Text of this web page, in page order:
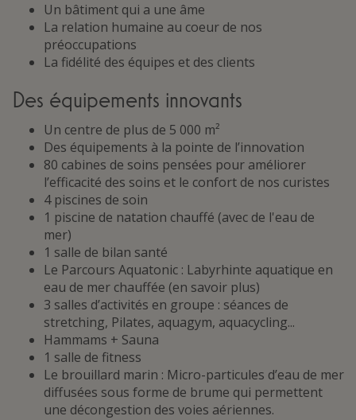
Un bâtiment qui a une âme
La relation humaine au coeur de nos
préoccupations
La fidélité des équipes et des clients
Des équipements innovants
Un centre de plus de 5 000 m²
Des équipements à la pointe de l’innovation
80 cabines de soins pensées pour améliorer
l’efficacité des soins et le confort de nos curistes
4 piscines de soin
1 piscine de natation chauffé (avec de l'eau de
mer)
1 salle de bilan santé
Le Parcours Aquatonic : Labyrhinte aquatique en
eau de mer chauffée (en savoir plus)
3 salles d’activités en groupe : séances de
stretching, Pilates, aquagym, aquacycling...
Hammams + Sauna
1 salle de fitness
Le brouillard marin : Micro-particules d’eau de mer
diffusées sous forme de brume qui permettent
une décongestion des voies aériennes.